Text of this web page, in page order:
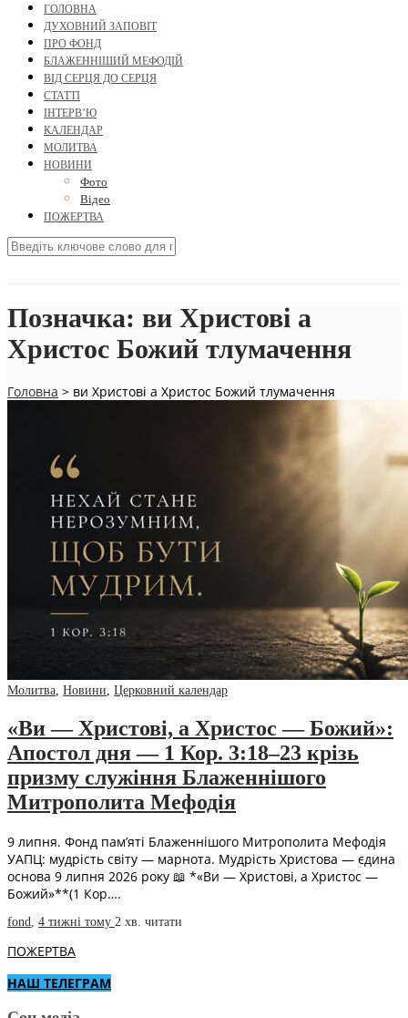
ГОЛОВНА
ДУХОВНИЙ ЗАПОВІТ
ПРО ФОНД
БЛАЖЕННІШИЙ МЕФОДІЙ
ВІД СЕРЦЯ ДО СЕРЦЯ
СТАТТІ
ІНТЕРВ’Ю
КАЛЕНДАР
МОЛИТВА
НОВИНИ
Фото
Відео
ПОЖЕРТВА
Позначка: ви Христові а
Христос Божий тлумачення
Головна > ви Христові а Христос Божий тлумачення
Молитва, Новини, Церковний календар
«Ви — Христові, а Христос — Божий»:
Апостол дня — 1 Кор. 3:18–23 крізь
призму служіння Блаженнішого
Митрополита Мефодія
9 липня. Фонд пам’яті Блаженнішого Митрополита Мефодія
УАПЦ: мудрість світу — марнота. Мудрість Христова — єдина
основа 9 липня 2026 року 📖 *«Ви — Христові, а Христос —
Божий»**(1 Кор….
fond, 4 тижні тому 2 хв. читати
ПОЖЕРТВА
НАШ ТЕЛЕГРАМ